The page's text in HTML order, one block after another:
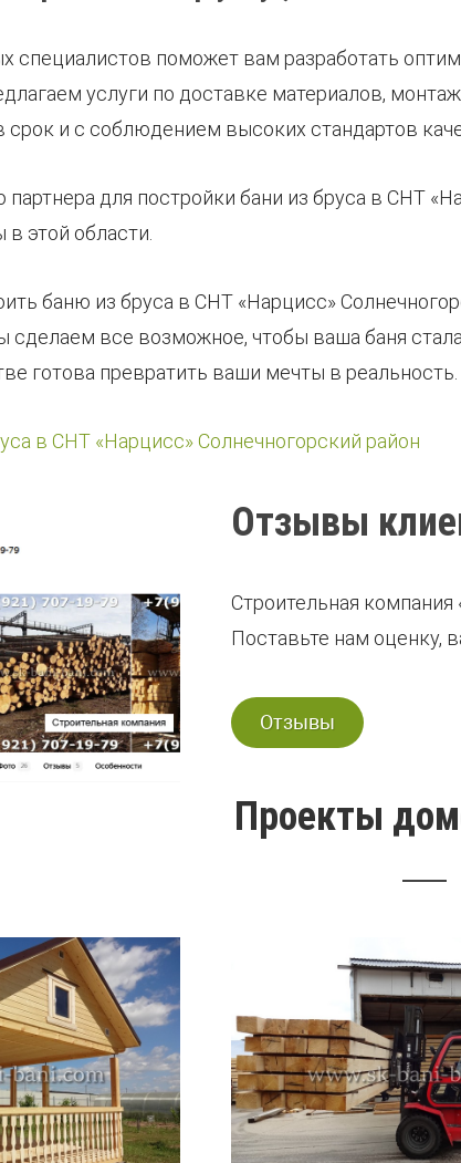
специалистов поможет вам разработать
услуги по доставке материалов,
и с соблюдением высоких стандартов
для постройки бани из бруса в СНТ
этой области.
баню из бруса в СНТ «Нарцисс»
сделаем все возможное, чтобы ваша баня
готова превратить ваши мечты в реальность.
в СНТ «Нарцисс» Солнечногорский район
Отзывы
Строительная компания
Поставьте нам оценку,
Отзывы
Проекты